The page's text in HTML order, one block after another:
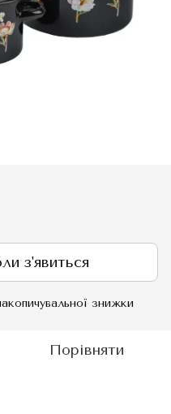
з'явиться
знижки
Порівняти